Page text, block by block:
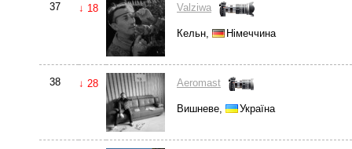
37 ↓ 18 Valziwa
Кельн, Німеччина
38 ↓ 28 Aeromast
Вишневе, Україна